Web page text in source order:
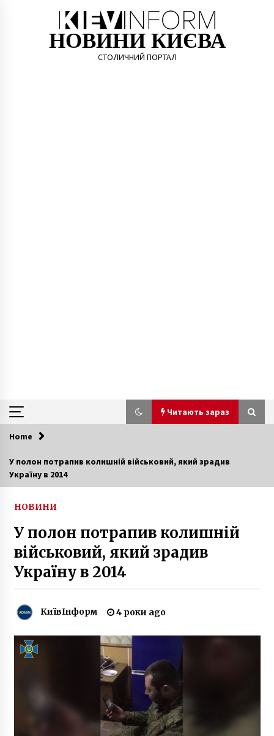
НОВИНИ КИЄВА
СТОЛИЧНИЙ ПОРТАЛ
Читають зараз
Читають зараз
росією українських дітей злочином проти
В мережі з’явилося ретро відео з Київськими
трамваями середини 1960-х років
2 роки ago
7 років ago
В Україні офіційно відзначатимуть день
народження Степана Бандери
8 років ago
Пластикові гірки для дитячих ігрових
майданчиків: особливості та правила вибору
2 роки ago
Home
У полон потрапив колишній військовий, який зрадив
Україну в 2014
НОВИНИ
У полон потрапив колишній
військовий, який зрадив
Україну в 2014
КиївІнформ 4 роки ago